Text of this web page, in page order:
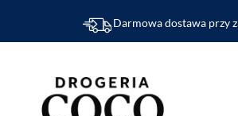
Darmowa dostawa przy